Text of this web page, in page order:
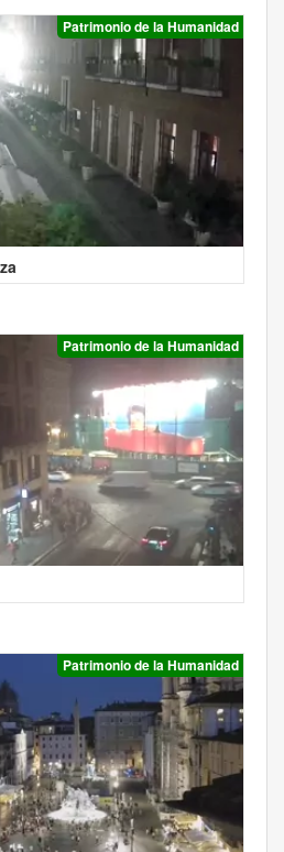
Patrimonio de la Humanidad
Patrimonio de la Humanidad
Patrimonio de la Humanidad